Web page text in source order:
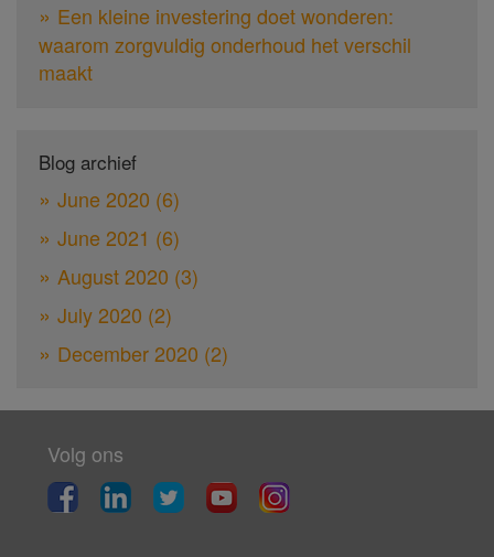
Een kleine investering doet wonderen:
waarom zorgvuldig onderhoud het verschil
maakt
Blog archief
June 2020 (6)
June 2021 (6)
August 2020 (3)
July 2020 (2)
December 2020 (2)
Volg ons